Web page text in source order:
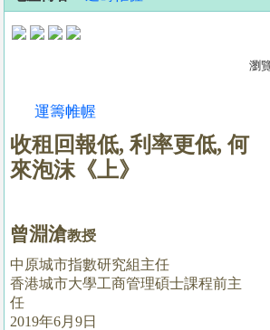
地
產
據
公
置
業
手
冊
瀏
運籌帷幄
收租回報低, 利率更低, 何
來泡沫《上》
曾淵滄教授
中原城市指數研究組主任
香港城市大學工商管理碩士課程前主
任
2019年6月9日